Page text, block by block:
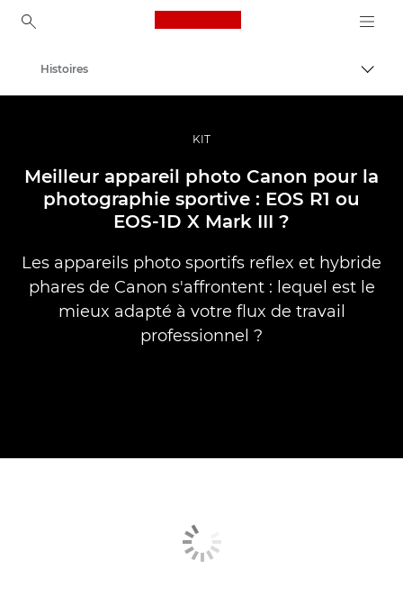
Canon Logo, back to
Vidéo et photographie professionnelles
Histoires
KIT
Meilleur appareil photo Canon pour la
photographie sportive : EOS R1 ou
EOS-1D X Mark III ?
Les appareils photo sportifs reflex et hybride
phares de Canon s'affrontent : lequel est le
mieux adapté à votre flux de travail
professionnel ?